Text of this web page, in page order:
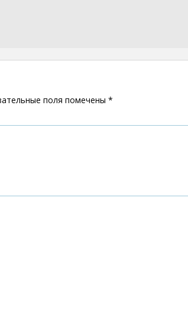
поля помечены *